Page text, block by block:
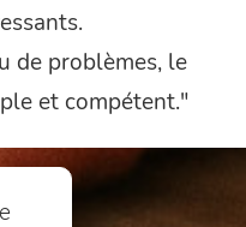
de problèmes, le
et compétent."